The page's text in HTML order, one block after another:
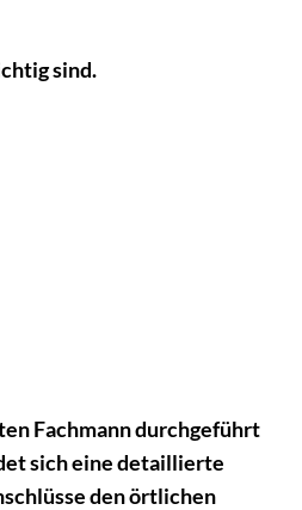
sind.
Fachmann durchgeführt
sich eine detaillierte
den örtlichen